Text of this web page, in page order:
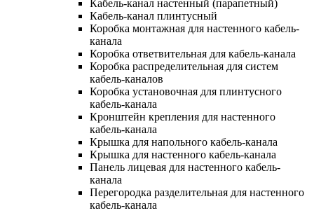
Кабель-канал настенный (парапетный)
Кабель-канал плинтусный
Коробка монтажная для настенного кабель-
канала
Коробка ответвительная для кабель-канала
Коробка распределительная для систем
кабель-каналов
Коробка установочная для плинтусного
кабель-канала
Кронштейн крепления для настенного
кабель-канала
Крышка для напольного кабель-канала
Крышка для настенного кабель-канала
Панель лицевая для настенного кабель-
канала
Перегородка разделительная для настенного
кабель-канала